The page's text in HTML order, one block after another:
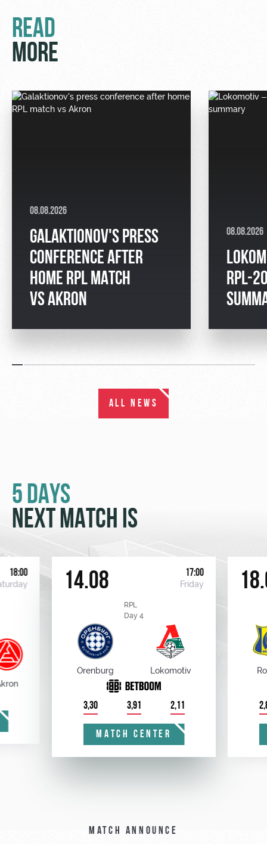
READ
MORE
08.08.2026
GALAKTIONOV'S PRESS
CONFERENCE AFTER
HOME RPL MATCH
VS AKRON
08.08.2026
RPL-
ALL NEWS
5 DAYS
NEXT MATCH IS
18:00 14.08 17:00
Friday
RPL
Day 4
Orenburg Lokomotiv
3,30 3,91 2,11
MATCH CENTER
Match announce